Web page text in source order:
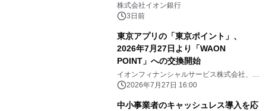
株式会社イオン銀行
3日前
東京アプリの「東京ポイント」、
2026年7月27日より「WAON
POINT」への交換開始
イオンフィナンシャルサービス株式会社、イ
オンマーケティング株式会社
2026年7月27日 16:00
中小事業者のキャッシュレス導入を応